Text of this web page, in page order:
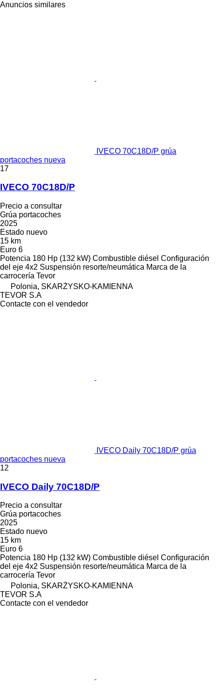
Anuncios similares
IVECO 70C18D/P grúa
portacoches nueva
17
IVECO 70C18D/P
Precio a consultar
Grúa portacoches
2025
Estado nuevo
15 km
Euro 6
Potencia 180 Hp (132 kW) Combustible diésel Configuración
del eje 4x2 Suspensión resorte/neumática Marca de la
carrocería Tevor
Polonia, SKARŻYSKO-KAMIENNA
TEVOR S.A
Contacte con el vendedor
IVECO Daily 70C18D/P grúa
portacoches nueva
12
IVECO Daily 70C18D/P
Precio a consultar
Grúa portacoches
2025
Estado nuevo
15 km
Euro 6
Potencia 180 Hp (132 kW) Combustible diésel Configuración
del eje 4x2 Suspensión resorte/neumática Marca de la
carrocería Tevor
Polonia, SKARŻYSKO-KAMIENNA
TEVOR S.A
Contacte con el vendedor